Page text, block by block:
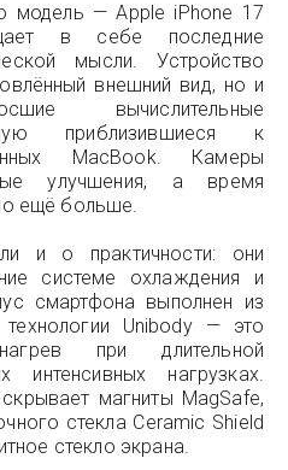
модель — Apple iPhone 17
в себе последние
мысли. Устройство
внешний вид, но и
вычислительные
приблизившиеся к
MacBook. Камеры
улучшения, а время
ещё больше.
и о практичности: они
системе охлаждения и
смартфона выполнен из
Unibody — это
при длительной
нагрузках.
магниты MagSafe,
стекла Ceramic Shield
стекло экрана.